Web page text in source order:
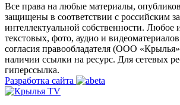
Все права на любые материалы,
защищены в соответствии с российским
интеллектуальной собственности. Любое
текстовых, фото, аудио и
согласия правообладателя (ООО
наличии ссылки на ресурс. Для сетевых
гиперссылка.
Разработка сайта